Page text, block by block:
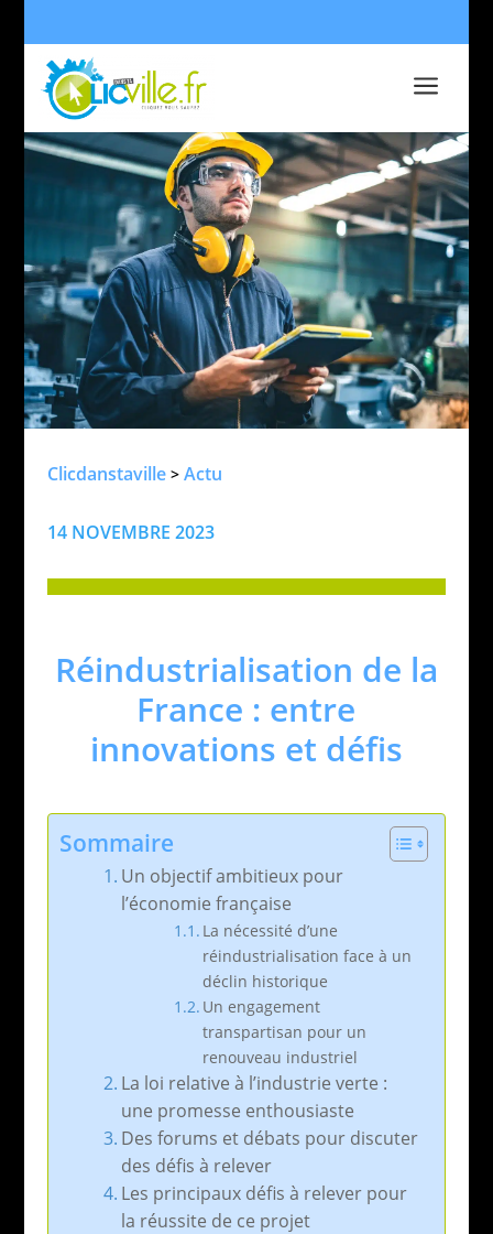
a
Clicdanstaville> Actu
14 NOVEMBRE 2023
Réindustrialisation de la
France : entre
innovations et défis
Sommaire
Un objectif ambitieux pour
l’économie française
La nécessité d’une
réindustrialisation face à un
déclin historique
Un engagement
transpartisan pour un
renouveau industriel
La loi relative à l’industrie verte :
une promesse enthousiaste
Des forums et débats pour discuter
des défis à relever
Les principaux défis à relever pour
la réussite de ce projet